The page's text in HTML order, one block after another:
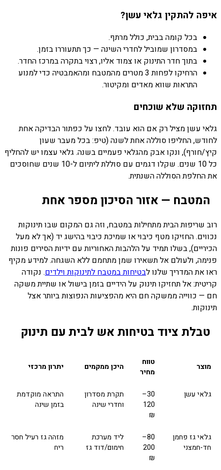
איפה להתקין גלאי עשן?
בכל קומה בבית, כולל מרתף.
במסדרון שמוביל לחדרי השינה — כך תתעוררו בזמן.
בתוך חדר התינוק או צמוד אליו, רצוי בתקרה במרכז החדר.
הרחיקו לפחות 3 מטרים מהמטבח ומהאמבטיה כדי למנוע
התראות שווא מאדים ומקיטור.
תחזוקה שלא שוכחים
גלאי עשן מציל רק אם הוא עובד. לחצו על כפתור הבדיקה אחת
לחודש, החליפו סוללה אחת לשנה (טיפ: בכל מעבר שעון
קיץ/חורף), ונקו אבק מהגלאי פעמיים בשנה. גלאי עצמו יש להחליף
כל 10 שנים. שקלו דגמים עם סוללת ליתיום ל-10 שנים שחוסכים
את החלפת הסוללה השנתית.
המטבח — אזור הסיכון מספר אחת
רוב שריפות הבית מתחילות במטבח, וזה גם המקום שבו תינוקות
נכווים. החזיקו מטף כיבוי או שמיכת כיבוי בהישג יד (אך לא מעל
הכיריים), בשלו תמיד על הלהבות האחוריות עם ידיות הסירים פונות
פנימה, ולעולם אל תשאירו שמן מתחמם ללא השגחה. למידע מקיף
ראו את המדריך שלנו לבטיחות במטבח לתינוקות וילדים. נקודה
קריטית: אל תחזיקו תינוק על הידיים בזמן בישול או שתיית משקה
חם — כווייה ממשקה חם היא מהפציעות הנפוצות ביותר אצל
תינוקות.
טבלת ציוד בטיחות אש לבית עם תינוק
מוצר
טווח
מחיר
היכן ממקמים יתרון מרכזי
גלאי עשן
30–
120
₪
תקרת מסדרון
וחדרי שינה
התראה מוקדמת
בזמן שינה
גלאי גז פחמן
חד-חמצני
80–
200
₪
ליד מערכת
חימום/דוד גז
מזהה גז רעיל חסר
ריח